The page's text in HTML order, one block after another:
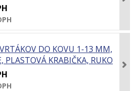
DO KOVU 1-13 MM,
PLASTOVÁ KRABIČKA, RUKO